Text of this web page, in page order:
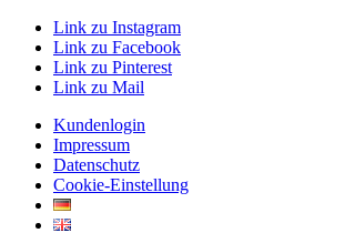
Link zu Instagram
Link zu Facebook
Link zu Pinterest
Link zu Mail
Kundenlogin
Impressum
Datenschutz
Cookie-Einstellung